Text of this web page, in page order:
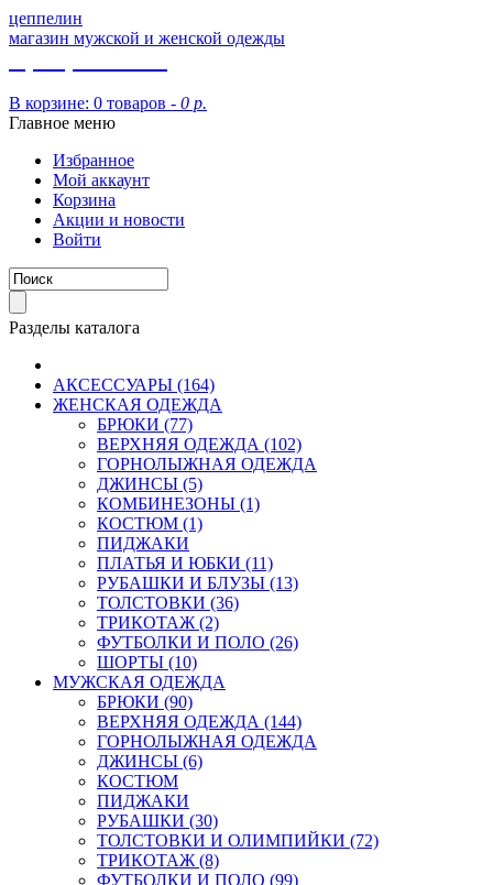
цеппелин
магазин мужской и женской одежды
В корзине: 0 товаров - 0 р.
Главное меню
Избранное
Мой аккаунт
Корзина
Акции и новости
Войти
Разделы каталога
АКСЕССУАРЫ (164)
ЖЕНСКАЯ ОДЕЖДА
БРЮКИ (77)
ВЕРХНЯЯ ОДЕЖДА (102)
ГОРНОЛЫЖНАЯ ОДЕЖДА
ДЖИНСЫ (5)
КОМБИНЕЗОНЫ (1)
КОСТЮМ (1)
ПИДЖАКИ
ПЛАТЬЯ И ЮБКИ (11)
РУБАШКИ И БЛУЗЫ (13)
ТОЛСТОВКИ (36)
ТРИКОТАЖ (2)
ФУТБОЛКИ И ПОЛО (26)
ШОРТЫ (10)
МУЖСКАЯ ОДЕЖДА
БРЮКИ (90)
ВЕРХНЯЯ ОДЕЖДА (144)
ГОРНОЛЫЖНАЯ ОДЕЖДА
ДЖИНСЫ (6)
КОСТЮМ
ПИДЖАКИ
РУБАШКИ (30)
ТОЛСТОВКИ И ОЛИМПИЙКИ (72)
ТРИКОТАЖ (8)
ФУТБОЛКИ И ПОЛО (99)